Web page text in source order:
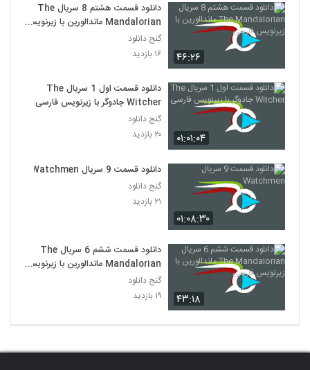
۴۶:۲۶
دانلود قسمت هشتم 8 سریال The
Mandalorian ماندالورین با زیرنویس
فارسی
گنج دانلود
۱۶ بازدید
۰۱:۰۱:۰۴
دانلود قسمت اول 1 سریال The
Witcher جادوگر با زیرنویس فارسی
گنج دانلود
۲۰ بازدید
۰۱:۰۸:۳۰
دانلود قسمت 9 سریال Watchmen
گنج دانلود
۲۱ بازدید
۴۳:۱۸
دانلود قسمت ششم 6 سریال The
Mandalorian ماندالورین با زیرنویس
فارسی
گنج دانلود
۱۹ بازدید